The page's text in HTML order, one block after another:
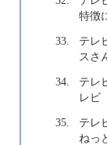
特徴
33.
テレ
スさ
34.
テレ
レビ
35.
テレ
ねっ